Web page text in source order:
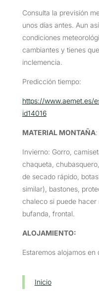
Consulta la previsión
unos días antes. Aun
condiciones
cambiantes y tienes
inclemencia.
Predicción tiempo:
https://www.aemet.es/
id14016
MATERIAL MONTAÑA:
Invierno: Gorro,
chaqueta,
de secado rápido,
similar), bastones,
chaleco si puede
bufanda, frontal.
ALOJAMIENTO:
Estaremos alojamos
Inicio